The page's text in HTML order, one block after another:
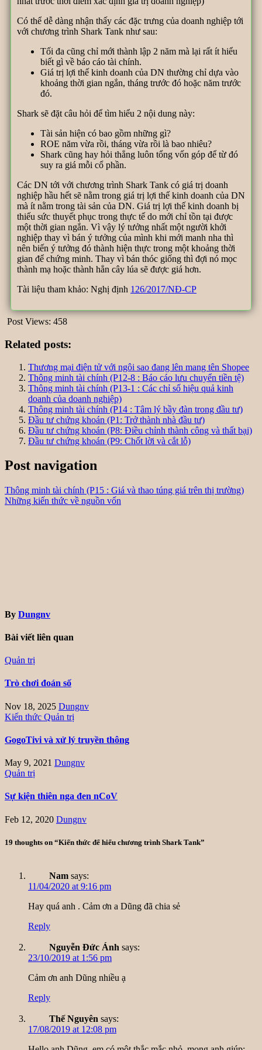
Có thể dễ dàng nhận thấy các đặc trưng của doanh nghiệp tới
với chương trình Shark Tank như sau:
Tối đa cũng chỉ mới thành lập 2 năm mà lại rất ít hiểu
biết gì về báo cáo tài chính.
Giá trị lợi thế kinh doanh của DN thường chỉ dựa vào
khoảng thời gian ngắn, tháng trước đó hoặc năm trước
đó.
Shark sẽ đặt câu hỏi để tìm hiểu 2 nội dung này:
Tài sản hiện có bao gồm những gì?
ROE năm vừa rồi, tháng vừa rồi là bao nhiêu?
Shark cũng hay hỏi thẳng luôn tổng vốn góp để từ đó
suy ra giá mỗi cổ phần.
Các DN tới với chương trình Shark Tank có giá trị doanh
nghiệp hầu hết sẽ nằm trong giá trị lợi thế kinh doanh của DN
mà ít nằm trong tài sản của DN. Giá trị lợi thế kinh doanh bị
thiếu sức thuyết phục trong thực tế do mới chỉ tồn tại được
một thời gian ngắn. Vì vậy lý tưởng nhất một người khởi
nghiệp thay vì bán ý tưởng của mình khi mới manh nha thì
nên biến ý tưởng đó thành hiện thực trong một khoảng thời
gian để chứng minh. Thay vì bán thóc giống thì đợi nó mọc
thành mạ hoặc thành hẳn cây lúa sẽ được giá hơn.
Tài liệu tham khảo: Nghị định 126/2017/NĐ-CP
Post Views: 458
Related posts:
Thương mại điện tử với ngôi sao đang lên mang tên Shopee
Thông minh tài chính (P12-8 : Báo cáo lưu chuyển tiền tệ)
Thông minh tài chính (P13-1 : Các chỉ số hiệu quả kinh
doanh của doanh nghiệp)
Thông minh tài chính (P14 : Tâm lý bầy đàn trong đầu tư)
Đầu tư chứng khoán (P1: Trở thành nhà đầu tư)
Đầu tư chứng khoán (P8: Điều chỉnh thành công và thất bại)
Đầu tư chứng khoán (P9: Chốt lời và cắt lỗ)
Post navigation
Thông minh tài chính (P15 : Giá và thao túng giá trên thị trường)
Những kiến thức về nguồn vốn
By Dungnv
Bài viết liên quan
Quản trị
Trò chơi đoán số
Nov 18, 2025 Dungnv
Kiến thức Quản trị
GogoTivi và xử lý truyền thông
May 9, 2021 Dungnv
Quản trị
Sự kiện thiên nga đen nCoV
Feb 12, 2020 Dungnv
19 thoughts on “Kiến thức để hiểu chương trình Shark Tank”
Nam says:
11/04/2020 at 9:16 pm
Hay quá anh . Cảm ơn a Dũng đã chia sẻ
Reply
Nguyễn Đức Ánh says:
23/10/2019 at 1:56 pm
Cảm ơn anh Dũng nhiều ạ
Reply
Thế Nguyên says:
17/08/2019 at 12:08 pm